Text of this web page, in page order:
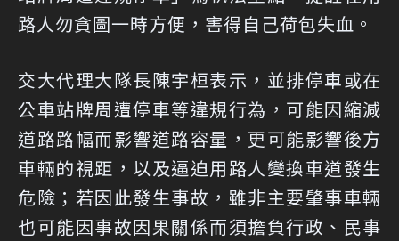
路人勿貪圖一時方便，害得自己荷包失血。
交大代理大隊長陳宇桓表示，並排停車或在
公車站牌周遭停車等違規行為，可能因縮減
道路路幅而影響道路容量，更可能影響後方
車輛的視距，以及逼迫用路人變換車道發生
危險；若因此發生事故，雖非主要肇事車輛
也可能因事故因果關係而須擔負行政、民事